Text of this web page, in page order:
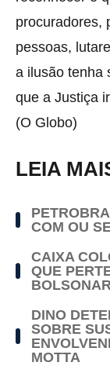
procuradores,
pessoas,
a ilusão tenha
que a Justiça
(O Globo)
LEIA
COM OU
CAIXA
QUE
DINO
SOBRE
MOTTA